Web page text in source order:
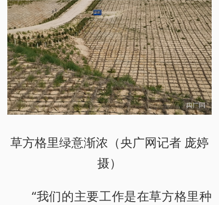
草方格里绿意渐浓（央广网记者 庞婷
摄）
“我们的主要工作是在草方格里种